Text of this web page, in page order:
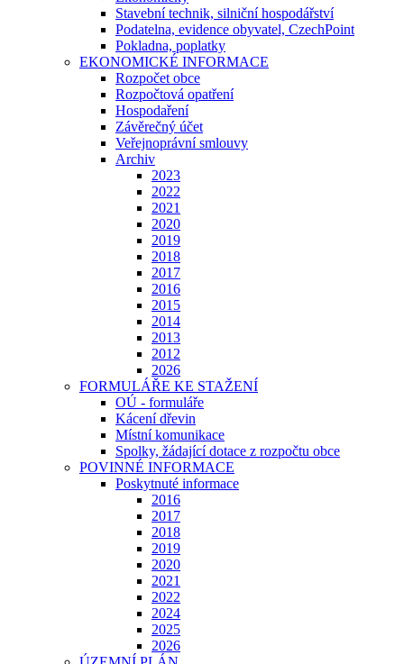
Stavební technik, silniční hospodářství
Podatelna, evidence obyvatel, CzechPoint
Pokladna, poplatky
EKONOMICKÉ INFORMACE
Rozpočet obce
Rozpočtová opatření
Hospodaření
Závěrečný účet
Veřejnoprávní smlouvy
Archiv
2023
2022
2021
2020
2019
2018
2017
2016
2015
2014
2013
2012
2026
FORMULÁŘE KE STAŽENÍ
OÚ - formuláře
Kácení dřevin
Místní komunikace
Spolky, žádající dotace z rozpočtu obce
POVINNÉ INFORMACE
Poskytnuté informace
2016
2017
2018
2019
2020
2021
2022
2024
2025
2026